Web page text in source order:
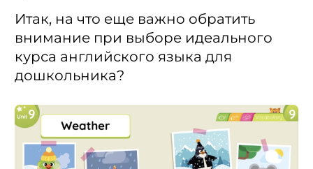
Итак, на что еще важно обратить
внимание при выборе идеального
курса английского языка для
дошкольника?